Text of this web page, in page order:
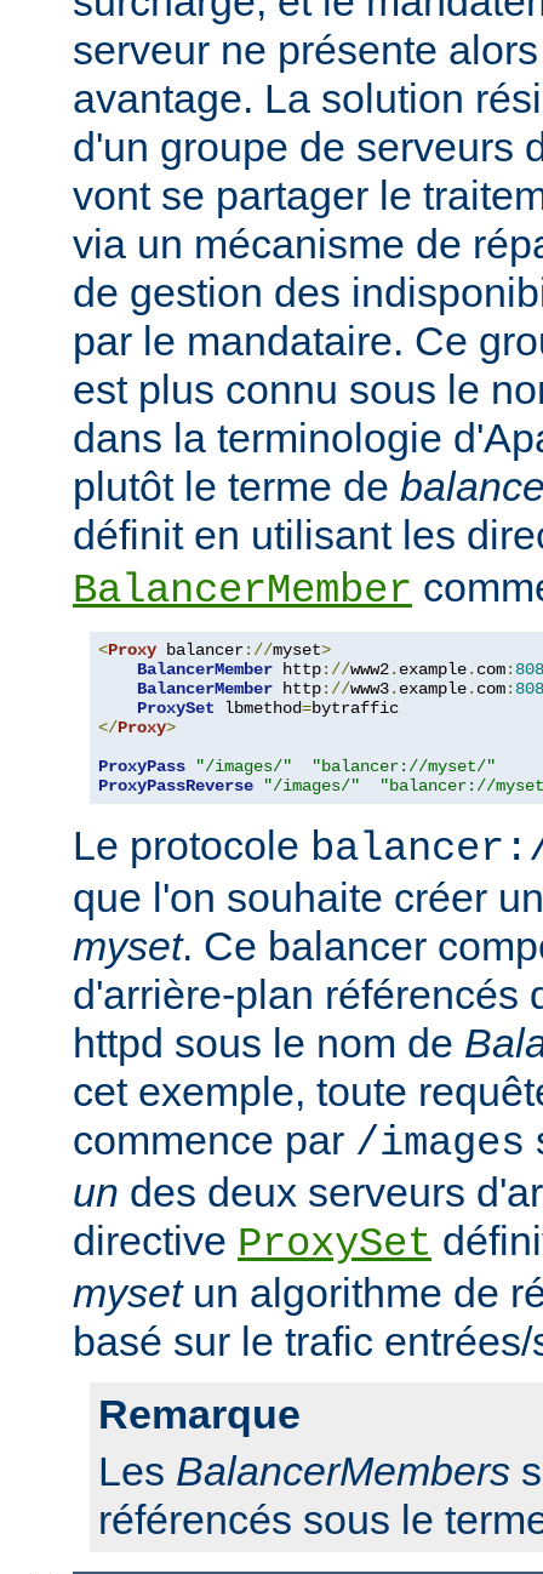
serveur ne présente
avantage. La solution
d'un groupe de serveurs
vont se partager le
via un mécanisme de
de gestion des
par le mandataire. Ce
est plus connu sous le
dans la terminologie
plutôt le terme de
définit en utilisant les
BalancerMember
<Proxy balancer://myset>
BalancerMember http://www2. example. com:
BalancerMember http://www3. example. com:
ProxySet lbmethod=
</Proxy>
ProxyPass
"/images/"
"balancer://myset/"
ProxyPassReverse
"/images/" "balancer://
Le protocole
que l'on souhaite créer
myset. Ce balancer
d'arrière-plan référencés
httpd sous le nom de
cet exemple, toute
commence par /images
un des deux serveurs
directive ProxySet
mysetun algorithme de
basé sur le trafic
Remarque
Les BalancerMembers
référencés sous le